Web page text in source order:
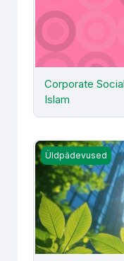
Corporate
Islam
Corporate
Üldpädevused